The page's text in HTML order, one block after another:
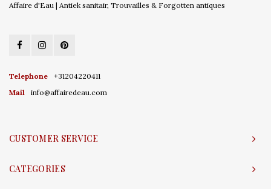
Affaire d'Eau | Antiek sanitair, Trouvailles & Forgotten antiques
Telephone
+31204220411
Mail
info@affairedeau.com
CUSTOMER SERVICE
CATEGORIES